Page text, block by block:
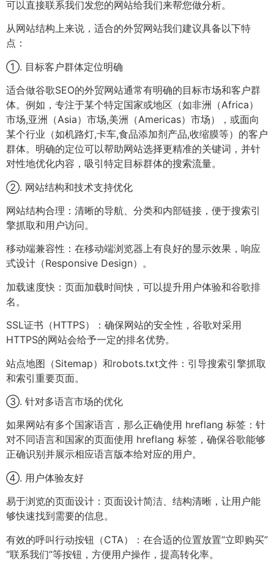
可以直接联系我们发您的网站给我们来帮您做分析。
从网站结构上来说，适合的外贸网站我们建议具备以下特
点：
①. 目标客户群体定位明确
适合做谷歌SEO的外贸网站通常有明确的目标市场和客户群
体。例如，专注于某个特定国家或地区（如非洲（Africa）
市场,亚洲（Asia）市场,美洲（Americas）市场），或面向
某个行业（如机路灯,卡车,食品添加剂产品,收缩膜等）的客户
群体。明确的定位可以帮助网站选择更精准的关键词，并针
对性地优化内容，吸引特定目标群体的搜索流量。
②. 网站结构和技术支持优化
网站结构合理：清晰的导航、分类和内部链接，便于搜索引
擎抓取和用户访问。
移动端兼容性：在移动端浏览器上有良好的显示效果，响应
式设计（Responsive Design）。
加载速度快：页面加载时间快，可以提升用户体验和谷歌排
名。
SSL证书（HTTPS）：确保网站的安全性，谷歌对采用
HTTPS的网站会给予一定的排名优势。
站点地图（Sitemap）和robots.txt文件：引导搜索引擎抓取
和索引重要页面。
③. 针对多语言市场的优化
如果网站有多个国家语言，那么正确使用 hreflang 标签：针
对不同语言和国家的页面使用 hreflang 标签，确保谷歌能够
正确识别并展示相应语言版本给对应的用户。
④. 用户体验友好
易于浏览的页面设计：页面设计简洁、结构清晰，让用户能
够快速找到需要的信息。
有效的呼叫行动按钮（CTA）：在合适的位置放置“立即购买”
“联系我们”等按钮，方便用户操作，提高转化率。